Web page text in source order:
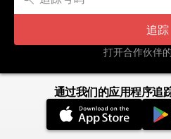
追踪
打开合作伙伴
通过我们的应用程序追